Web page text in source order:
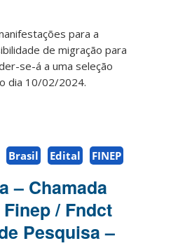
para a
de migração para
se-á a uma seleção
dia 10/02/2024.
Brasil Edital FINEP
– Chamada
/ Fndct
Pesquisa –